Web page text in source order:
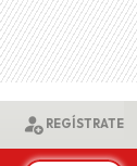
REGÍSTRATE